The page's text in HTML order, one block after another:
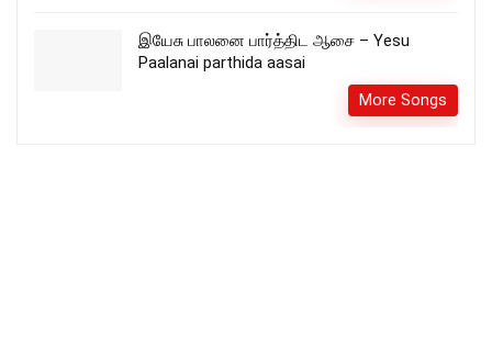
இயேசு பாலனை பார்த்திட ஆசை – Yesu
Paalanai parthida aasai
More Songs